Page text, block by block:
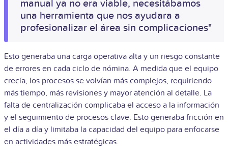
manual ya no era viable, necesitábamos
una herramienta que nos ayudara a
profesionalizar el área sin complicaciones"
Esto generaba una carga operativa alta y un riesgo constante
de errores en cada ciclo de nómina. A medida que el equipo
crecía, los procesos se volvían más complejos, requiriendo
más tiempo, más revisiones y mayor atención al detalle. La
falta de centralización complicaba el acceso a la información
y el seguimiento de procesos clave. Esto generaba fricción en
el día a día y limitaba la capacidad del equipo para enfocarse
en actividades más estratégicas.